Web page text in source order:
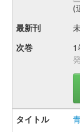
(
1